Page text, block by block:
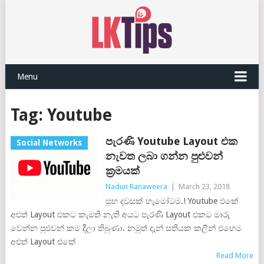
Menu
Tag: Youtube
Social Networks
පැරණි Youtube Layout එක
නැවත ලබා ගන්න පුළුවන්
ක්‍රමයක්
Nadun Ranaweera March 23, 2018
සුභ දවසක් හැමෝටම.! Youtube එකේ
අළුත් Layout එකට කැමති නැති අයට පැරණි Layout එකට මාරු
වෙන්න පුළුවන් කම දීලා තිබුණා. නමුත් දැන් සතියක කලින් එහෙම
අළුත් Layout එකේ
Read More